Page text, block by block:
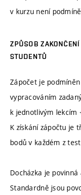
v kurzu není
ZPŮSOB
STUDENTŮ
Zápočet je
vypracováním
k jednotlivým lekcím
K získání zápočtu je
bodů v každém z
Docházka je
Standardně jsou